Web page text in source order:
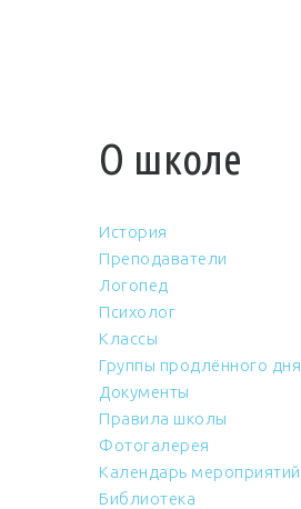
О школе
История
Преподаватели
Логопед
Психолог
Классы
Группы продлённого дня
Документы
Правила школы
Фотогалерея
Календарь мероприятий
Библиотека